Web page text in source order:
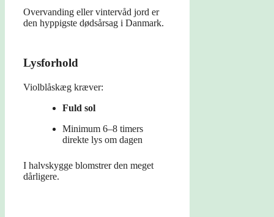
Overvanding eller vintervåd jord er
den hyppigste dødsårsag i Danmark.
Lysforhold
Violblåskæg kræver:
Fuld sol
Minimum 6–8 timers
direkte lys om dagen
I halvskygge blomstrer den meget
dårligere.